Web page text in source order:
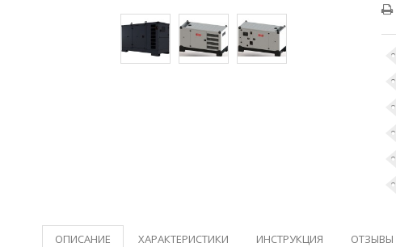
ОПИСАНИЕ ХАРАКТЕРИСТИКИ ИНСТРУКЦИЯ ОТЗЫВЫ